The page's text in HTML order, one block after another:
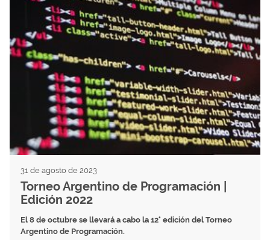
31 de agosto de 2023
Torneo Argentino de Programación |
Edición 2022
El 8 de octubre se llevará a cabo la 12° edición del Torneo
Argentino de Programación.